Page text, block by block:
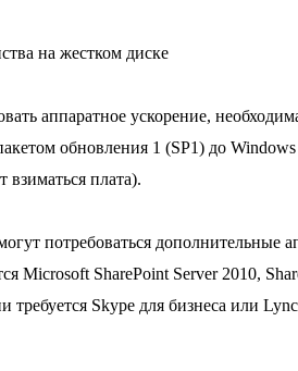
на жестком диске
аппаратное ускорение,
обновления 1 (SP1) до
плата).
потребоваться
Microsoft SharePoint Server 2010,
Skype для бизнеса или